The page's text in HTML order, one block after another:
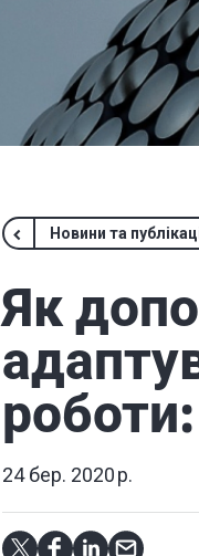
Новини та
Як
24 бер. 2020 р.